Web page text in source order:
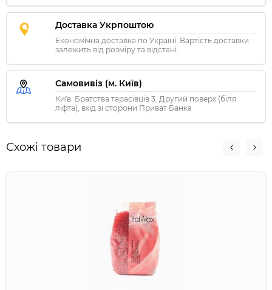
Доставка Укрпоштою
Економічна доставка по Україні. Вартість доставки
залежить від розміру та відстані.
Самовивіз (м. Київ)
Київ. Братства тарасівців 3. Другий поверх (біля
ліфта), вхід зі сторони Приват Банка
Схожі товари